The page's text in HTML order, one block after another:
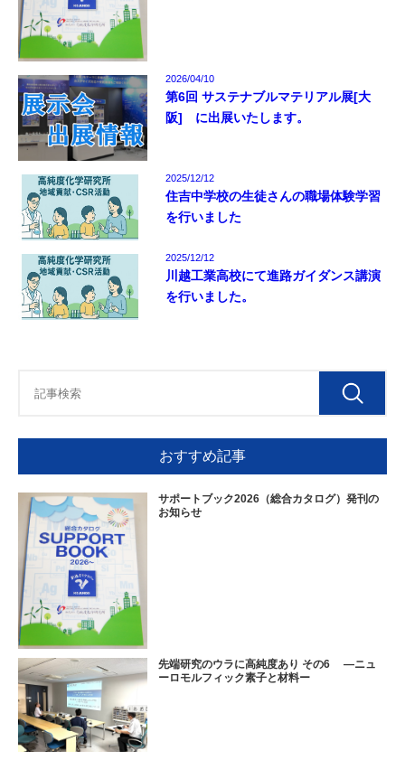
2026/04/10
第6回 サステナブルマテリアル展[大
阪] に出展いたします。
2025/12/12
住吉中学校の生徒さんの職場体験学習
を行いました
2025/12/12
川越工業高校にて進路ガイダンス講演
を行いました。
おすすめ記事
サポートブック2026（総合カタログ）発刊の
お知らせ
先端研究のウラに高純度あり その6 ―ニュ
ーロモルフィック素子と材料ー